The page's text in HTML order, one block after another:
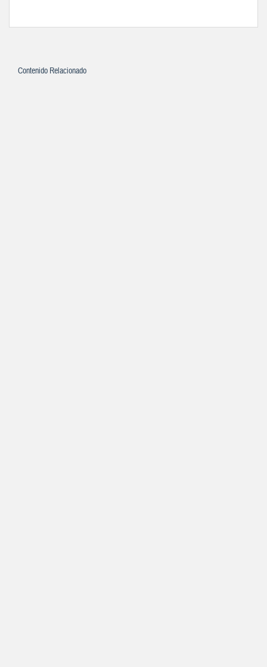
Contenido Relacionado